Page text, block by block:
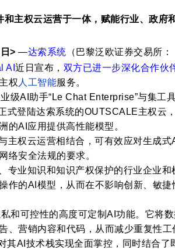
主权云运营于一体，赋能行业、政府
日> —达索系统 （巴黎泛欧证券交易所：
AI 近日宣布， 双方已进一步深化合作伙
权 人工智能服务。
AI助手“Le Chat Enterprise”与集工
式登陆达索系统的OUTSCALE主权云
的AI应用提供高性能模型。
主权云运营相结合，可有效应对生成式
络安全法规的要求。
专业知识和知识产权保护的行业企业和
作的AI模型，从而在不影响创新、敏捷
和可控性的高度可定制AI功能。它将
、营销内容和代码，从而减少重复性工
其AI技术栈实现全面掌控，同时结合了